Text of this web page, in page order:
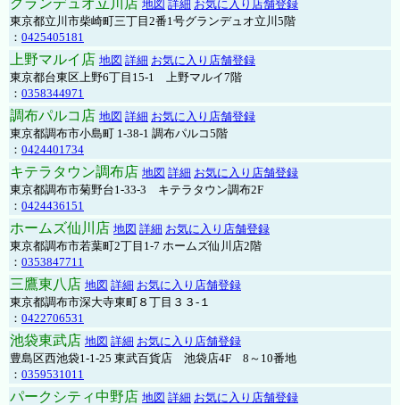
グランデュオ立川店 地図 詳細 お気に入り店舗登録
東京都立川市柴崎町三丁目2番1号グランデュオ立川5階
： 0425405181
上野マルイ店 地図 詳細 お気に入り店舗登録
東京都台東区上野6丁目15-1 上野マルイ7階
： 0358344971
調布パルコ店 地図 詳細 お気に入り店舗登録
東京都調布市小島町 1-38-1 調布パルコ5階
： 0424401734
キテラタウン調布店 地図 詳細 お気に入り店舗登録
東京都調布市菊野台1-33-3 キテラタウン調布2F
： 0424436151
ホームズ仙川店 地図 詳細 お気に入り店舗登録
東京都調布市若葉町2丁目1-7 ホームズ仙川店2階
： 0353847711
三鷹東八店 地図 詳細 お気に入り店舗登録
東京都調布市深大寺東町８丁目３３-１
： 0422706531
池袋東武店 地図 詳細 お気に入り店舗登録
豊島区西池袋1-1-25 東武百貨店 池袋店4F 8～10番地
： 0359531011
パークシティ中野店 地図 詳細 お気に入り店舗登録